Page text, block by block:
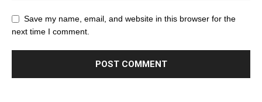
Save my name, email, and website in this browser for the
next time I comment.